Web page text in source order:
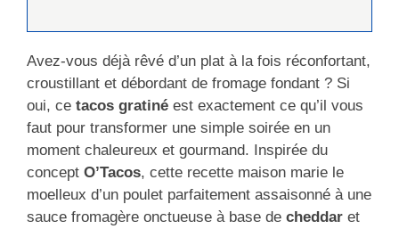
Avez-vous déjà rêvé d’un plat à la fois réconfortant,
croustillant et débordant de fromage fondant ? Si
oui, ce tacos gratiné est exactement ce qu’il vous
faut pour transformer une simple soirée en un
moment chaleureux et gourmand. Inspirée du
concept O’Tacos, cette recette maison marie le
moelleux d’un poulet parfaitement assaisonné à une
sauce fromagère onctueuse à base de cheddar et